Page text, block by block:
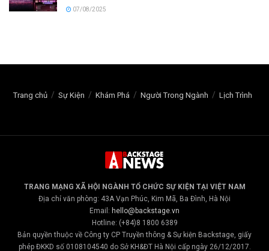
07/08/2025
Trang chủ Sự Kiện Khám Phá Người Trong Ngành Lịch Trình
TRANG MẠNG XÃ HỘI NGÀNH TỔ CHỨC SỰ KIỆN TẠI VIỆT NAM
Địa chỉ văn phòng: 43A Vạn Phúc, Kim Mã, Ba Đình, Hà Nội
Email: hello@backstage.vn
Hotline: (+84)8 1800 6389
Bản quyền thuộc về Công ty CP Truyền thông & Sự kiện Backstage, giấy
phép ĐKKD số 0108104540 do Sở KH&ĐT Hà Nội cấp ngày 26/12/2017.